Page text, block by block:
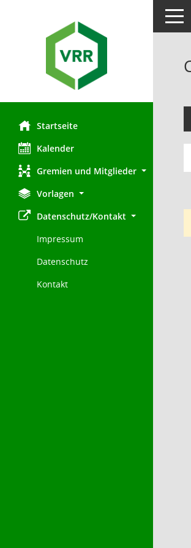
Startseite
Kalender
Gremien und Mitglieder
Vorlagen
Datenschutz/Kontakt
Impressum
Datenschutz
Kontakt